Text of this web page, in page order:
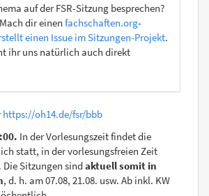
auf der FSR-Sitzung besprechen?
dir einen fachschaften.org-
einen Issue im Sitzungen-Projekt.
ihr uns natürlich auch direkt
https://oh14.de/fsr/bbb
In der Vorlesungszeit findet die
statt, in der vorlesungsfreien Zeit
Sitzungen sind aktuell somit in
, d. h. am 07.08, 21.08. usw. Ab inkl. KW